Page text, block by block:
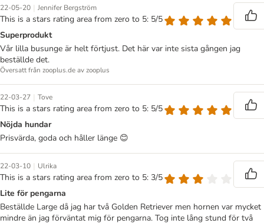
22-05-20 | Jennifer Bergström
This is a stars rating area from zero to 5: 5/5
Superprodukt
Vår lilla busunge är helt förtjust. Det här var inte sista gången jag
beställde det.
Översatt från zooplus.de av zooplus
22-03-27 | Tove
This is a stars rating area from zero to 5: 5/5
Nöjda hundar
Prisvärda, goda och håller länge 😊
22-03-10 | Ulrika
This is a stars rating area from zero to 5: 3/5
Lite för pengarna
Beställde Large då jag har två Golden Retriever men hornen var mycket
mindre än jag förväntat mig för pengarna. Tog inte lång stund för två